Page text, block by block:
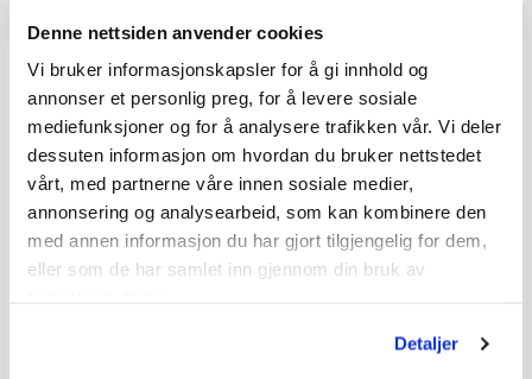
Denne nettsiden anvender cookies
Vi bruker informasjonskapsler for å gi innhold og
annonser et personlig preg, for å levere sosiale
mediefunksjoner og for å analysere trafikken vår. Vi deler
dessuten informasjon om hvordan du bruker nettstedet
vårt, med partnerne våre innen sosiale medier,
annonsering og analysearbeid, som kan kombinere den
med annen informasjon du har gjort tilgjengelig for dem,
eller som de har samlet inn gjennom din bruk av
Detaljer
ALTERNATIVER